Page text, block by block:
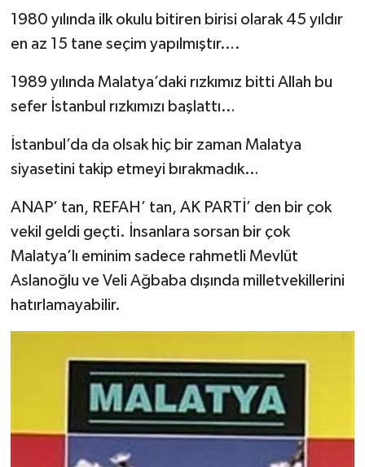
1980 yılında ilk okulu bitiren birisi olarak 45 yıldır
en az 15 tane seçim yapılmıştır….
1989 yılında Malatya’daki rızkımız bitti Allah bu
sefer İstanbul rızkımızı başlattı…
İstanbul’da da olsak hiç bir zaman Malatya
siyasetini takip etmeyi bırakmadık…
ANAP’ tan, REFAH’ tan, AK PARTİ’ den bir çok
vekil geldi geçti. İnsanlara sorsan bir çok
Malatya’lı eminim sadece rahmetli Mevlüt
Aslanoğlu ve Veli Ağbaba dışında milletvekillerini
hatırlamayabilir.